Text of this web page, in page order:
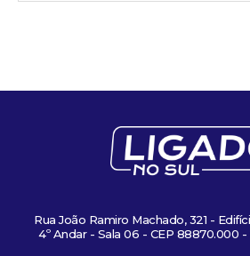
Rua João Ramiro Machado, 321 -
4º Andar - Sala 06 - CEP 88870.000